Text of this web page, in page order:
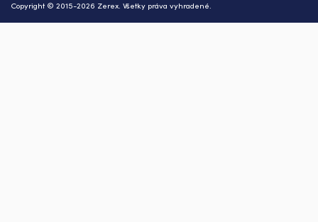
Copyright © 2015-2026 Zerex. Všetky práva vyhradené.